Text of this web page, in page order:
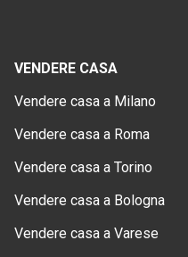
VENDERE CASA
Vendere casa a Milano
Vendere casa a Roma
Vendere casa a Torino
Vendere casa a Bologna
Vendere casa a Varese